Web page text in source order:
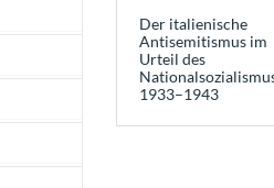
Der italienische
Antisemitismus im
Urteil des
1933–1943